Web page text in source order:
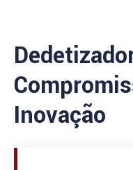
Inovação